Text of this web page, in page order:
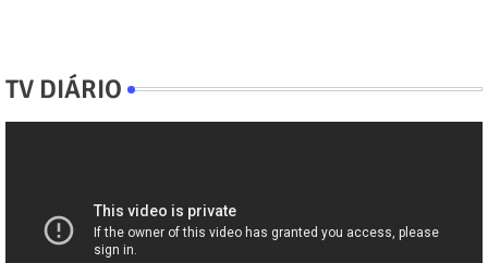
TV DIÁRIO